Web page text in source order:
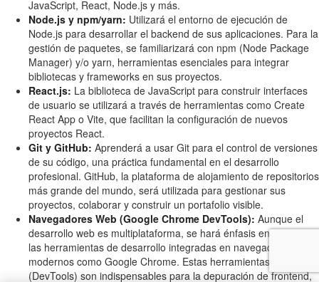
JavaScript, React, Node.js y más.
Node.js y npm/yarn: Utilizará el entorno de ejecución de
Node.js para desarrollar el backend de sus aplicaciones. Para la
gestión de paquetes, se familiarizará con npm (Node Package
Manager) y/o yarn, herramientas esenciales para integrar
bibliotecas y frameworks en sus proyectos.
React.js: La biblioteca de JavaScript para construir interfaces
de usuario se utilizará a través de herramientas como Create
React App o Vite, que facilitan la configuración de nuevos
proyectos React.
Git y GitHub: Aprenderá a usar Git para el control de versiones
de su código, una práctica fundamental en el desarrollo
profesional. GitHub, la plataforma de alojamiento de repositorios
más grande del mundo, será utilizada para gestionar sus
proyectos, colaborar y construir un portafolio visible.
Navegadores Web (Google Chrome DevTools): Aunque el
desarrollo web es multiplataforma, se hará énfasis en el uso de
las herramientas de desarrollo integradas en navegadores
modernos como Google Chrome. Estas herramientas
(DevTools) son indispensables para la depuración de frontend,